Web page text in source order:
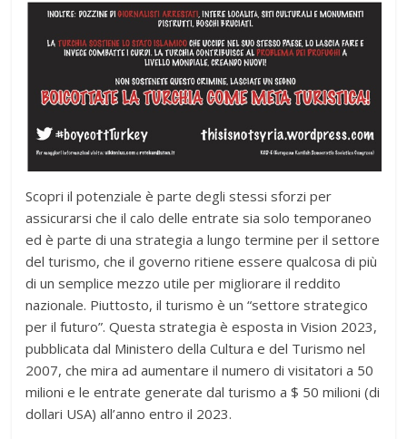
Scopri il potenziale è parte degli stessi sforzi per
assicurarsi che il calo delle entrate sia solo temporaneo
ed è parte di una strategia a lungo termine per il settore
del turismo, che il governo ritiene essere qualcosa di più
di un semplice mezzo utile per migliorare il reddito
nazionale. Piuttosto, il turismo è un “settore strategico
per il futuro”. Questa strategia è esposta in Vision 2023,
pubblicata dal Ministero della Cultura e del Turismo nel
2007, che mira ad aumentare il numero di visitatori a 50
milioni e le entrate generate dal turismo a $ 50 milioni (di
dollari USA) all’anno entro il 2023.